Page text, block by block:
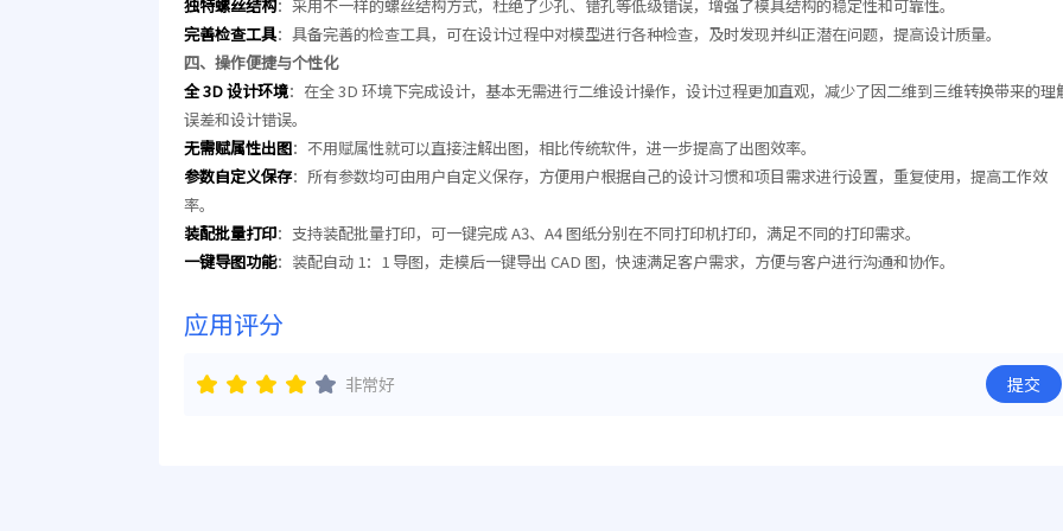
独特螺丝结构：采用不一样的螺丝结构方式，杜绝了少孔、错孔等低级错误，增强了模具结构的稳定性和可靠性。
完善检查工具：具备完善的检查工具，可在设计过程中对模型进行各种检查，及时发现并纠正潜在问题，提高设计质量。
四、操作便捷与个性化
全 3D 设计环境：在全 3D 环境下完成设计，基本无需进行二维设计操作，设计过程更加直观，减少了因二维到三维转换带来的理
误差和设计错误。
无需赋属性出图：不用赋属性就可以直接注解出图，相比传统软件，进一步提高了出图效率。
参数自定义保存：所有参数均可由用户自定义保存，方便用户根据自己的设计习惯和项目需求进行设置，重复使用，提高工作效
率。
装配批量打印：支持装配批量打印，可一键完成 A3、A4 图纸分别在不同打印机打印，满足不同的打印需求。
一键导图功能：装配自动 1：1 导图，走模后一键导出 CAD 图，快速满足客户需求，方便与客户进行沟通和协作。
应用评分
非常好 提交